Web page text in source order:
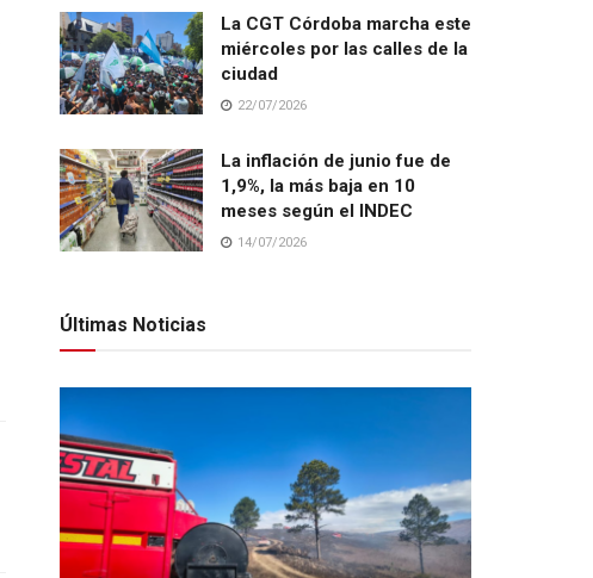
La CGT Córdoba marcha este
miércoles por las calles de la
ciudad
22/07/2026
La inflación de junio fue de
1,9%, la más baja en 10
meses según el INDEC
14/07/2026
Últimas Noticias